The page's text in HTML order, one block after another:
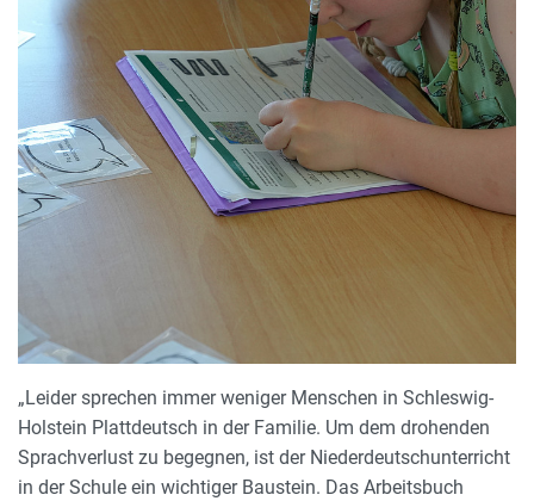
„Leider sprechen immer weniger Menschen in Schleswig-
Holstein Plattdeutsch in der Familie. Um dem drohenden
Sprachverlust zu begegnen, ist der Niederdeutschunterricht
in der Schule ein wichtiger Baustein. Das Arbeitsbuch